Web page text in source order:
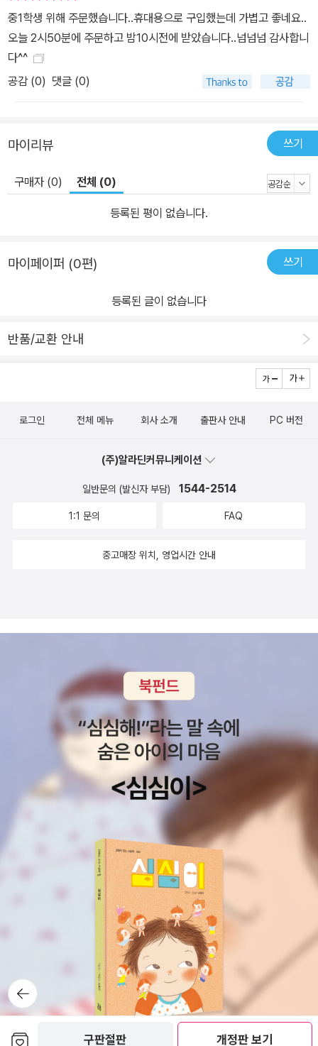
구판절판 개정판 보기
중1학생 위해 주문했습니다..휴대용으로 구입했는데 가볍고 좋네요..
오늘 2시50분에 주문하고 밤10시전에 받았습니다..넘넘넘 감사합니
다^^
공감 (0) 댓글 (0)
마이리뷰 쓰기
구매자 (0) 전체 (0)
등록된 평이 없습니다.
마이페이퍼 (0편) 쓰기
등록된 글이 없습니다
반품/교환 안내
뒤로가
기
로그인 전체 메뉴 회사 소개 출판사 안내 PC 버전
(주)알라딘커뮤니케이션
일반문의 (발신자 부담) 1544-2514
1:1 문의 FAQ
중고매장 위치, 영업시간 안내